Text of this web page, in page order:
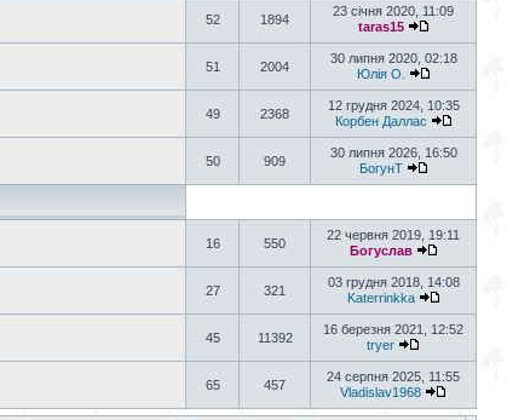
52 1894
23 січня 2020, 11:09
taras15
51 2004
30 липня 2020, 02:18
Юлія О.
49 2368
12 грудня 2024, 10:35
Корбен Даллас
50 909
30 липня 2026, 16:50
БогунТ
16 550
22 червня 2019, 19:11
Богуслав
27 321
03 грудня 2018, 14:08
Katerrinkka
45 11392
16 березня 2021, 12:52
tryer
65 457
24 серпня 2025, 11:55
Vladislav1968